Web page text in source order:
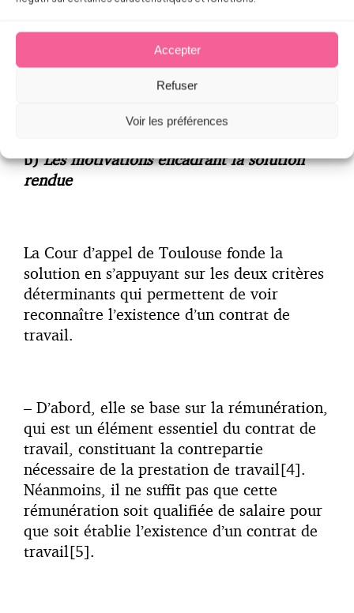
Accepter
Refuser
Voir les préférences
La position adoptée par la Cour d’appel de
motivations, au demeurant surprenantes,
afin d’exclure l’existence d’un contrat de
travail entre le sportif et le club.
b)Les motivations encadrant la solution
rendue
La Cour d’appel de Toulouse fonde la
solution en s’appuyant sur les deux critères
déterminants qui permettent de voir
reconnaître l’existence d’un contrat de
travail.
– D’abord, elle se base sur la rémunération,
qui est un élément essentiel du contrat de
travail, constituant la contrepartie
nécessaire de la prestation de travail[4].
Néanmoins, il ne suffit pas que cette
rémunération soit qualifiée de salaire pour
que soit établie l’existence d’un contrat de
travail[5].